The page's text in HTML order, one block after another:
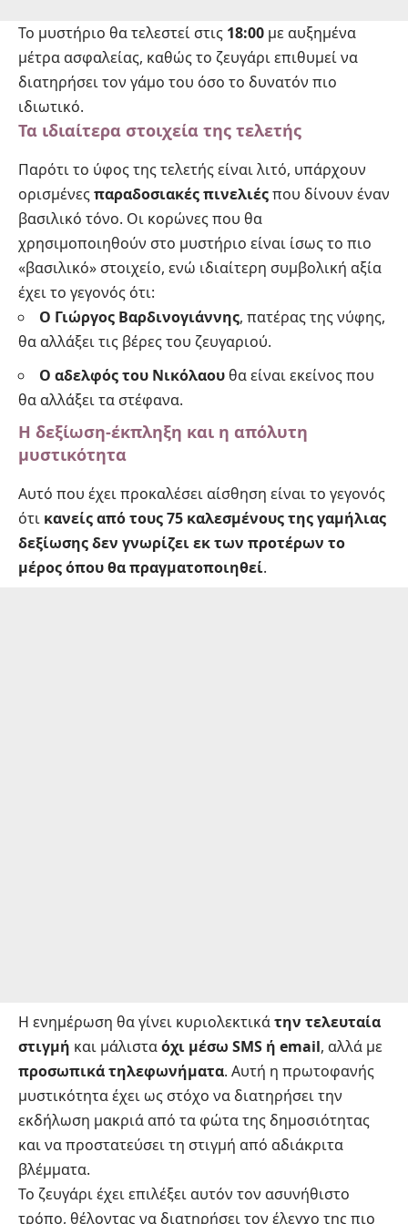
Το μυστήριο θα τελεστεί στις 18:00 με αυξημένα
μέτρα ασφαλείας, καθώς το ζευγάρι επιθυμεί να
διατηρήσει τον γάμο του όσο το δυνατόν πιο
ιδιωτικό.
Τα ιδιαίτερα στοιχεία της τελετής
Παρότι το ύφος της τελετής είναι λιτό, υπάρχουν
ορισμένεςπαραδοσιακές πινελιέςπου δίνουν έναν
βασιλικό τόνο. Οι κορώνες που θα
χρησιμοποιηθούν στο μυστήριο είναι ίσως το πιο
«βασιλικό» στοιχείο, ενώ ιδιαίτερη συμβολική αξία
έχει το γεγονός ότι:
Ο Γιώργος Βαρδινογιάννης, πατέρας της νύφης,
θα αλλάξει τις βέρες του ζευγαριού.
Ο αδελφός του Νικόλαουθα είναι εκείνος που
θα αλλάξει τα στέφανα.
Η δεξίωση-έκπληξη και η απόλυτη
μυστικότητα
Αυτό που έχει προκαλέσει αίσθηση είναι το γεγονός
ότι κανείς από τους 75 καλεσμένους της γαμήλιας
δεξίωσης δεν γνωρίζει εκ των προτέρων το
μέρος όπου θα πραγματοποιηθεί.
Η ενημέρωση θα γίνει κυριολεκτικάτην τελευταία
στιγμή και μάλισταόχι μέσω SMS ή email, αλλά με
προσωπικά τηλεφωνήματα. Αυτή η πρωτοφανής
μυστικότητα έχει ως στόχο να διατηρήσει την
εκδήλωση μακριά από τα φώτα της δημοσιότητας
και να προστατεύσει τη στιγμή από αδιάκριτα
βλέμματα.
Το ζευγάρι έχει επιλέξει αυτόν τον ασυνήθιστο
τρόπο, θέλοντας να διατηρήσει τον έλεγχο της πιο